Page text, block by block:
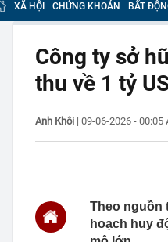
XÃ HỘI CHỨNG KHOÁN BẤT
Công ty sở
thu về 1 tỷ
Anh Khôi | 09-06-2026 - 00:05
Theo nguồn
hoạch huy